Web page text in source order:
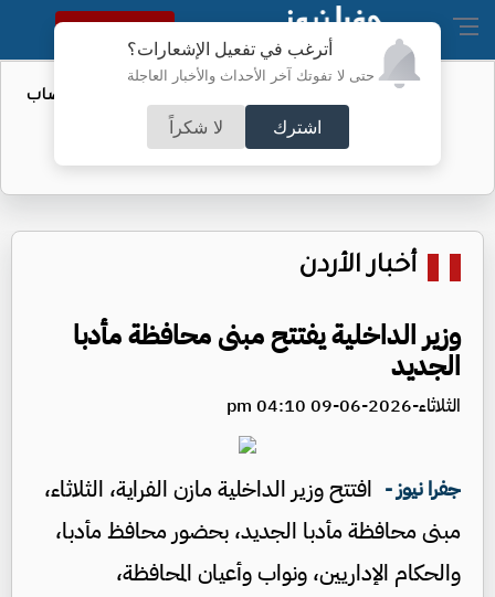
أترغب في تفعيل الإشعارات؟
حتى لا تفوتك آخر الأحداث والأخبار العاجلة
اشترك لا شكراً
النسخة الكاملة
المستقلة: حزب واحد فشل في إكمال نصاب
مؤتمره
أخبار الأردن
وزير الداخلية يفتتح مبنى محافظة مأدبا
الجديد
الثلاثاء-2026-06-09 04:10 pm
جفرا نيوز - افتتح وزير الداخلية مازن الفراية، الثلاثاء،
مبنى محافظة مأدبا الجديد، بحضور محافظ مأدبا،
والحكام الإداريين، ونواب وأعيان المحافظة،